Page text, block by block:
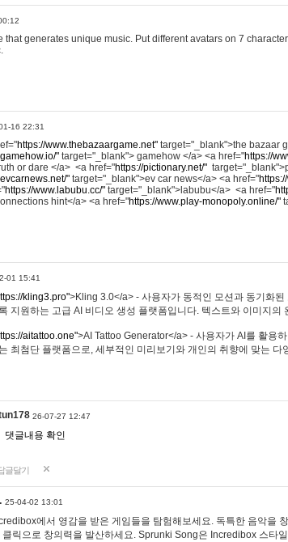
that generates unique music. Put different avatars on 7
16 22:31
https://www.thebazaargame.net" target="_blank">the bazaar
" target="_blank"> gamehow </a> <a href="https://
or dare </a> <a href="https://pictionary.net/"
" target="_blank">ev car news</a> <a href="
https://www.labubu.cc/" target="_blank">labubu</a> <a href="
hint</a> <a href="https://www.play-monopoly.online/"
01 15:41
kling3.pro">Kling 3.0</a> - 사용자가 동적인 모션과 동기화
지원하는 고급 AI 비디오 생성 플랫폼입니다. 텍스트와 이미지의
aitattoo.one">AI Tattoo Generator</a> - 사용자가 AI를 활용
최첨단 플랫폼으로, 세부적인 미리보기와 개인의 취향에 맞는 다
26-07-27 12:47
댓글내용 확인
글달기
25-04-02 13:01
에서 영감을 받은 게임들을 탐험해보세요. 독특한 음악을
클릭으로 창의력을 발산하세요. Sprunki Song은 Incredibox 스타